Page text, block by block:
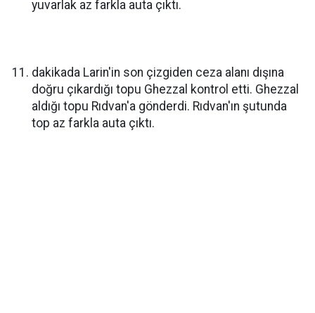
yuvarlak az farkla auta çıktı.
dakikada Larin'in son çizgiden ceza alanı dışına
doğru çıkardığı topu Ghezzal kontrol etti. Ghezzal
aldığı topu Rıdvan'a gönderdi. Rıdvan'ın şutunda
top az farkla auta çıktı.